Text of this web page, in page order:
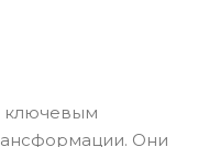
ключевым
Они